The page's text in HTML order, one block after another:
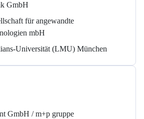
GmbH
für angewandte
mbH
Universität (LMU) München
GmbH / m+p gruppe